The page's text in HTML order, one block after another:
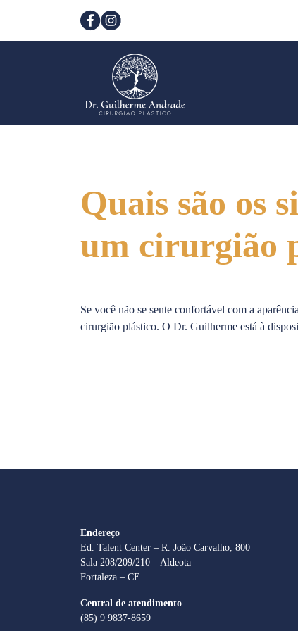
Quais são os
um cirurgião
Se você não se sente confortável com a
cirurgião plástico. O Dr. Guilherme está à
Endereço
Ed. Talent Center – R. João Carvalho, 800
Sala 208/209/210 – Aldeota
Fortaleza – CE
Central de atendimento
(85) 9 9837-8659